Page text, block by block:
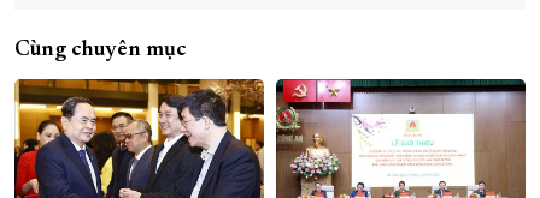
Cùng chuyên mục